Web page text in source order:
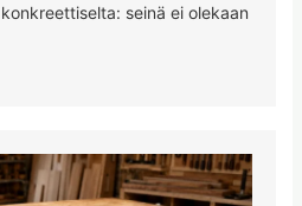
seinä ei olekaan